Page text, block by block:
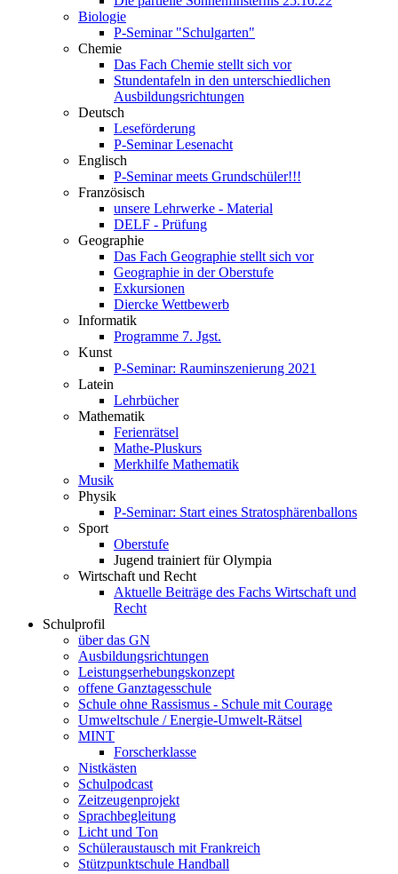
Biologie
P-Seminar "Schulgarten"
Chemie
Das Fach Chemie stellt sich vor
Stundentafeln in den unterschiedlichen
Ausbildungsrichtungen
Deutsch
Leseförderung
P-Seminar Lesenacht
Englisch
P-Seminar meets Grundschüler!!!
Französisch
unsere Lehrwerke - Material
DELF - Prüfung
Geographie
Das Fach Geographie stellt sich vor
Geographie in der Oberstufe
Exkursionen
Diercke Wettbewerb
Informatik
Programme 7. Jgst.
Kunst
P-Seminar: Rauminszenierung 2021
Latein
Lehrbücher
Mathematik
Ferienrätsel
Mathe-Pluskurs
Merkhilfe Mathematik
Musik
Physik
P-Seminar: Start eines Stratosphärenballons
Sport
Oberstufe
Jugend trainiert für Olympia
Wirtschaft und Recht
Aktuelle Beiträge des Fachs Wirtschaft und
Recht
Schulprofil
über das GN
Ausbildungsrichtungen
Leistungserhebungskonzept
offene Ganztagesschule
Schule ohne Rassismus - Schule mit Courage
Umweltschule / Energie-Umwelt-Rätsel
MINT
Forscherklasse
Nistkästen
Schulpodcast
Zeitzeugenprojekt
Sprachbegleitung
Licht und Ton
Schüleraustausch mit Frankreich
Stützpunktschule Handball